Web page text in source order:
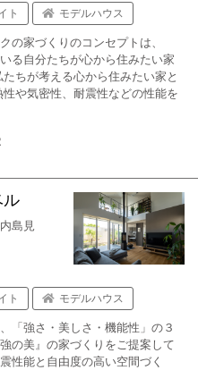
ト モデルハウス
の家づくりのコンセプトは、
る自分たちが心から住みたい家
ちが考える心から住みたい家と
や気密性、耐震性などの性能を
ル
島見
ト モデルハウス
「強さ・美しさ・機能性」の３
の美』の家づくりをご提案して
性能と自由度の高い空間づく